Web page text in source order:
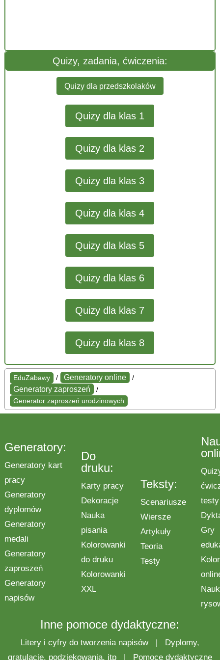
Quizy, zadania, ćwiczenia:
Quizy dla przedszkolaków
Quizy dla klas 1
Quizy dla klas 2
Quizy dla klas 3
Quizy dla klas 4
Quizy dla klas 5
Quizy dla klas 6
Quizy dla klas 7
Quizy dla klas 8
EduZabawy / Generatory online /
Generatory zaproszeń
/
Generator zaproszeń urodzinowych
Generatory:
Generatory kart
pracy
Generatory
dyplomów
Generatory
medali
Generatory
zaproszeń
Generatory
napisów
Do
druku:
Karty pracy
Dekoracje
Nauka
pisania
Kolorowanki
do druku
Kolorowanki
XXL
Teksty:
Scenariusze
Wiersze
Artykuły
Teoria
Testy
testy
Gry
Inne pomoce dydaktyczne:
Litery i cyfry do tworzenia napisów|
Dyplomy,
gratulacje, podziękowania, itp| Pomoce dydaktyczne